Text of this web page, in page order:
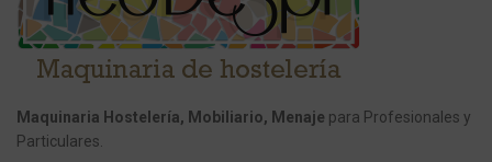
Maquinaria Hostelería, Mobiliario, Menaje para Profesionales y
Particulares.